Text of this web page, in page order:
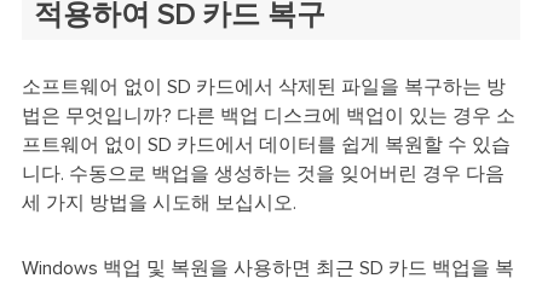
적용하여 SD 카드 복구
소프트웨어 없이 SD 카드에서 삭제된 파일을 복구하는 방
법은 무엇입니까? 다른 백업 디스크에 백업이 있는 경우 소
프트웨어 없이 SD 카드에서 데이터를 쉽게 복원할 수 있습
니다. 수동으로 백업을 생성하는 것을 잊어버린 경우 다음
세 가지 방법을 시도해 보십시오.
Windows 백업 및 복원을 사용하면 최근 SD 카드 백업을 복